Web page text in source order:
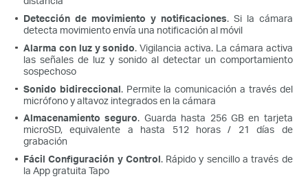
Detección de movimiento y notificaciones. Si la cámara
detecta movimiento envía una notificación al móvil
Alarma con luz y sonido. Vigilancia activa. La cámara activa
las señales de luz y sonido al detectar un comportamiento
sospechoso
Sonido bidireccional. Permite la comunicación a través del
micrófono y altavoz integrados en la cámara
Almacenamiento seguro. Guarda hasta 256 GB en tarjeta
microSD, equivalente a hasta 512 horas / 21 días de
grabación
Fácil Configuración y Control. Rápido y sencillo a través de
la App gratuita Tapo